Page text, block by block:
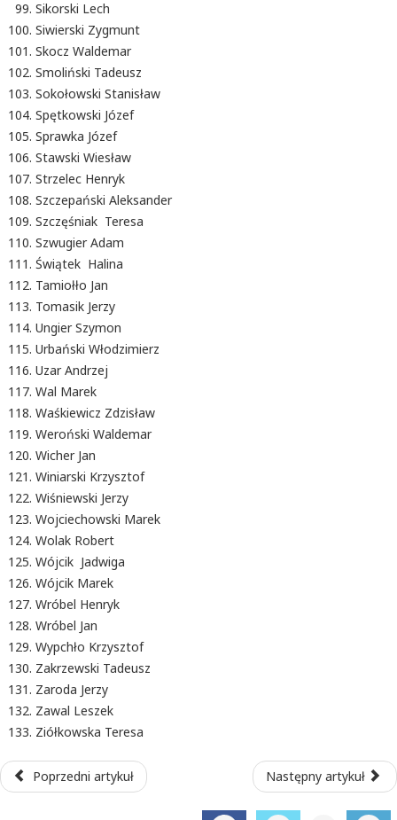
Sikorski Lech
Siwierski Zygmunt
Skocz Waldemar
Smoliński Tadeusz
Sokołowski Stanisław
Spętkowski Józef
Sprawka Józef
Stawski Wiesław
Strzelec Henryk
Szczepański Aleksander
Szczęśniak Teresa
Szwugier Adam
Świątek Halina
Tamiołło Jan
Tomasik Jerzy
Ungier Szymon
Urbański Włodzimierz
Uzar Andrzej
Wal Marek
Waśkiewicz Zdzisław
Weroński Waldemar
Wicher Jan
Winiarski Krzysztof
Wiśniewski Jerzy
Wojciechowski Marek
Wolak Robert
Wójcik Jadwiga
Wójcik Marek
Wróbel Henryk
Wróbel Jan
Wypchło Krzysztof
Zakrzewski Tadeusz
Zaroda Jerzy
Zawal Leszek
Ziółkowska Teresa
Poprzedni artykuł Następny artykuł